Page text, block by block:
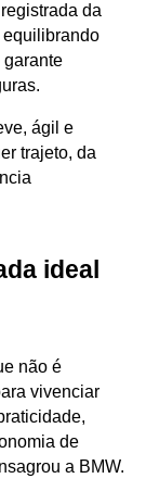
da
equilibrando
garante
ágil e
trajeto, da
ideal
não é
vivenciar
de
a BMW.